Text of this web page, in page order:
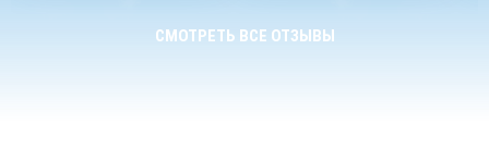
СМОТРЕТЬ ВСЕ ОТЗЫВЫ